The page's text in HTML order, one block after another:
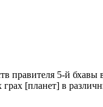
правителя 5-й
[планет] в